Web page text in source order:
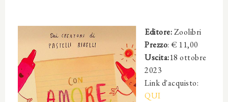
Editore:Zoolibri
Prezzo: € 11,00
Uscita:18 ottobre
2023
Link d'acquisto:
QUI